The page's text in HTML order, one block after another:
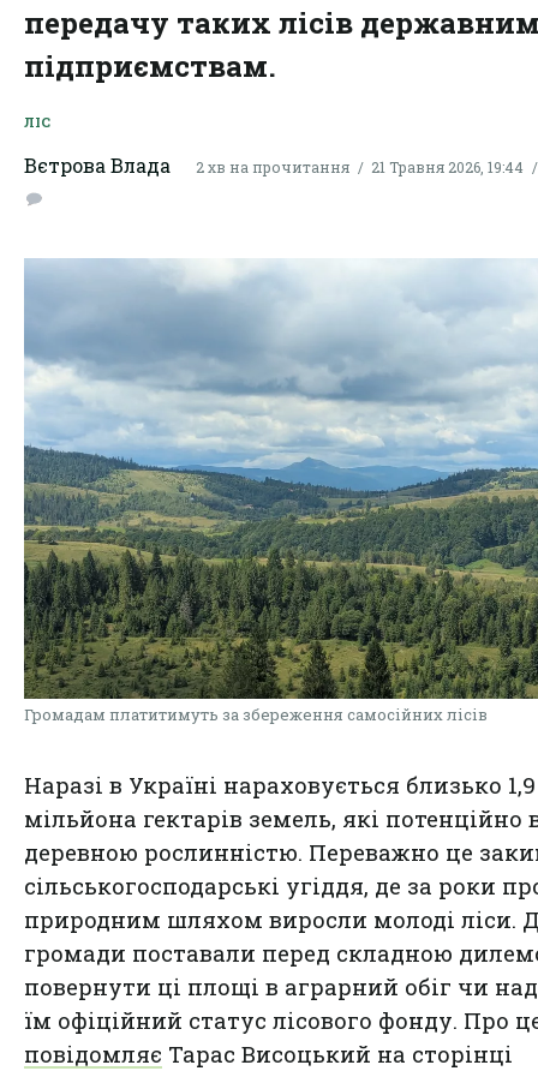
передачу таких лісів
підприємствам.
ЛІС
Вєтрова Влада 2 хв на прочитання 21 Травня 2026, 19:44
Громадам платитимуть за збереження самосійних лісів
Наразі в Україні нараховується близько 1,9
мільйона гектарів земель, які потенційно
деревною рослинністю. Переважно це
сільськогосподарські угіддя, де за роки
природним шляхом виросли молоді ліси.
громади поставали перед складною
повернути ці площі в аграрний обіг чи
їм офіційний статус лісового фонду. Про
повідомляє Тарас Висоцький на сторінці